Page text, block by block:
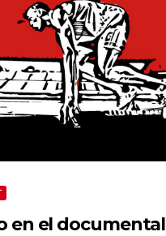
en el documental